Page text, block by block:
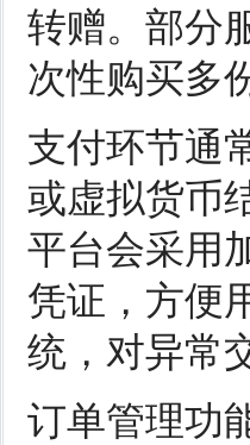
转赠。部分
次性购买多
支付环节通
或虚拟货币
平台会采用
凭证，方便
统，对异常
订单管理功